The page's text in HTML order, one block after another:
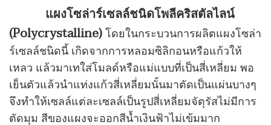
แผงโซล่าร์เซลล์ชนิดโพลีคริสตัลไลน์
(Polycrystalline) โดยในกระบวนการผลิตแผงโซล่า
ร์เซลล์ชนิดนี้ เกิดจากการหลอมซิลิกอนหรือแก้วให้
เหลว แล้วมาเทใส่โมลด์หรือแม่แบบที่เป็นสี่เหลี่ยม พอ
เย็นตัวแล้วนำแท่งแก้วสี่เหลี่ยมนั้นมาตัดเป็นแผ่นบางๆ
จึงทำให้เซลล์แต่ละเซลล์เป็นรูปสี่เหลี่ยมจัตุรัสไม่มีการ
ตัดมุม สีของแผงจะออกสีน้ำเงินฟ้าไม่เข้มมาก